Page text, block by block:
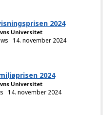
2024
Universitet
14. november 2024
2024
Universitet
14. november 2024